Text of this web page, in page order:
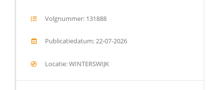
Volgnummer: 131888
Publicatiedatum: 22-07-2026
Locatie: WINTERSWIJK